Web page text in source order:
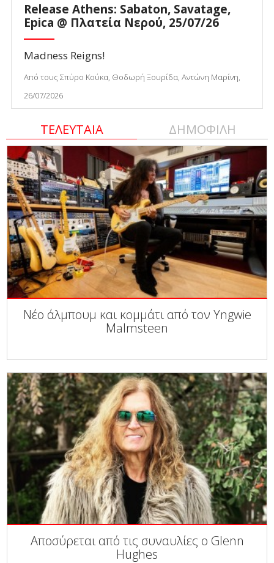
Release Athens: Sabaton, Savatage,
Epica @ Πλατεία Νερού, 25/07/26
Madness Reigns!
Από τους Σπύρο Κούκα, Θοδωρή Ξουρίδα, Αντώνη Μαρίνη,
26/07/2026
ΤΕΛΕΥΤΑΙΑ ΔΗΜΟΦΙΛΗ
Νέο άλμπουμ και κομμάτι από τον Yngwie
Malmsteen
Αποσύρεται από τις συναυλίες ο Glenn
Hughes